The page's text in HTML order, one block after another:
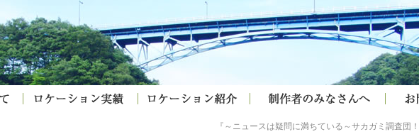
『～ニュースは疑問に満ちている～サカガミ調査団